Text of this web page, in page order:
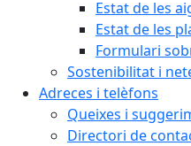
Estat de les
Estat de les
Formulari
Sostenibilitat i
Adreces i telèfons
Queixes i
Directori de